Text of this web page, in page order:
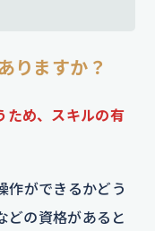
りますか？
ため、スキルの有
作ができるかどう
どの資格があると